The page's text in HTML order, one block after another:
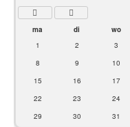
ma di wo
1
2 3
8
9 10
15
16 17
22
23 24
29
30 31